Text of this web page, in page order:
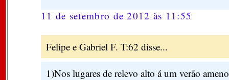
11 de setembro de 2012 às 11:55
Felipe e Gabriel F. T:62 disse...
1)Nos lugares de relevo alto á um verão